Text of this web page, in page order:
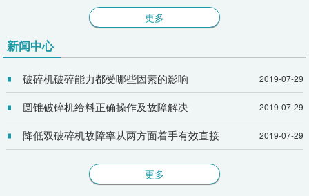
更多
新闻中心
破碎机破碎能力都受哪些因素的影响 2019-07-29
圆锥破碎机给料正确操作及故障解决 2019-07-29
降低双破碎机故障率从两方面着手有效直接 2019-07-29
更多